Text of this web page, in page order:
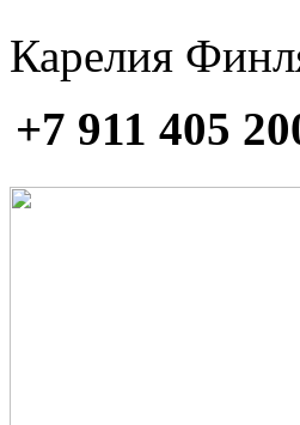
Карелия
+7 911 405